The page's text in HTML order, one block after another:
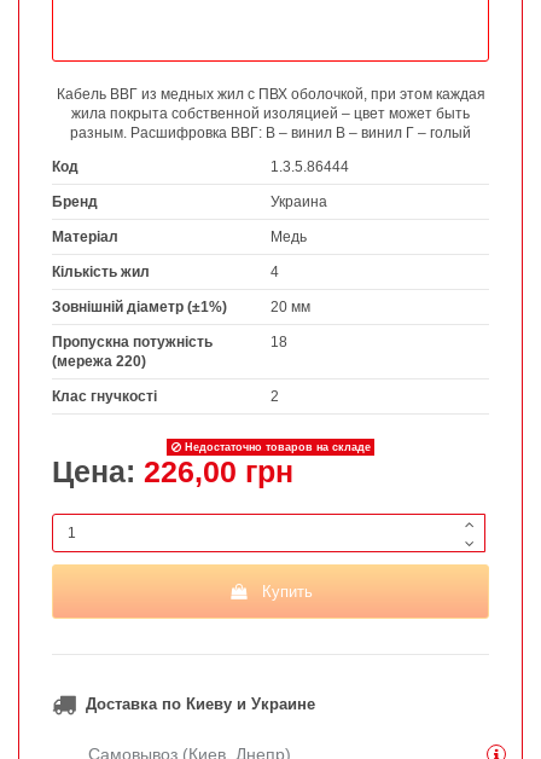
Кабель ВВГ из медных жил с ПВХ оболочкой, при этом каждая
жила покрыта собственной изоляцией – цвет может быть
разным. Расшифровка ВВГ: В – винил В – винил Г – голый
Код
1.3.5.86444
Бренд Украина
Матеріал Медь
Кількість жил 4
Зовнішній діаметр (±1%) 20 мм
Пропускна потужність
(мережа 220)
18
Клас гнучкості 2
Недостаточно товаров на складе
Цена: 226,00 грн
Купить
Доставка по Киеву и Украине
Самовывоз (Киев, Днепр)